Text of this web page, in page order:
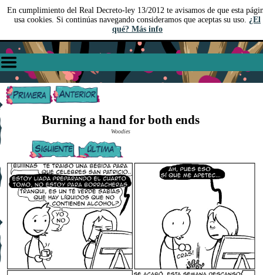
En cumplimiento del Real Decreto-ley 13/2012 te avisamos de que esta
usa cookies. Si continúas navegando consideramos que aceptas su uso. ¿El
qué? Más info
Burning a hand for both ends
Woodies